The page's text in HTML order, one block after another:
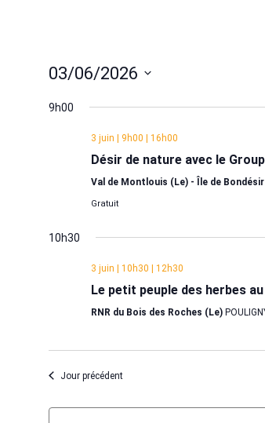
03/06/2026
9h00
3 juin | 9h00 | 16h00
Désir de nature avec le
Val de Montlouis (Le) - Île de Bondésir
Gratuit
10h30
3 juin | 10h30 | 12h30
Le petit peuple des herbes
RNR du Bois des Roches (Le)
Jour précédent